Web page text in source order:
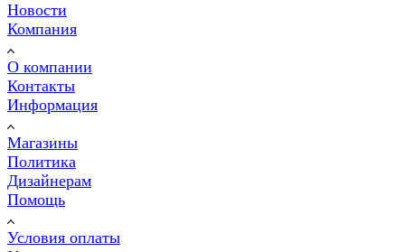
Новости
Компания
О компании
Контакты
Информация
Магазины
Политика
Дизайнерам
Помощь
Условия оплаты